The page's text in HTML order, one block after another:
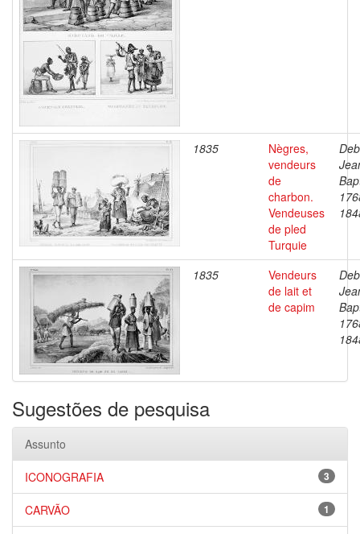
1835
Nègres,
vendeurs
de
charbon.
Vendeuses
de pled
Turquie
1835
Vendeurs
de lait et
de capim
Sugestões de pesquisa
Assunto
3
ICONOGRAFIA
1
CARVÃO